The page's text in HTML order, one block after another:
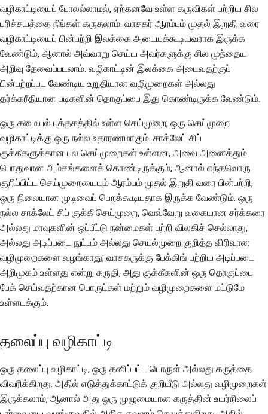
வழிகாட்டியைப் போலல்லாமல், ஏற்கனவே உள்ள கருவிகள் பற்றிய சில
பரிச்சயத்தை நீங்கள் கருதலாம். வாசகர் ஆரம்பம் முதல் இறுதி வரை
வழிகாட்டியைப் பின்பற்றி இலக்கை அடையக்கூடியவராக இருக்க
வேண்டும், ஆனால் அவ்வாறு செய்ய அவர்களுக்கு சில முந்தைய
அறிவு தேவைப்படலாம். வழிகாட்டின் இலக்கை அடைவதற்குப்
பின்பற்றப்பட வேண்டிய உறுதியான வழிமுறைகள் அல்லது
தர்க்கரீதியான படிகளின் தொகுப்பை இது கொண்டிருக்க வேண்டும்.
ஒரு சமையல் புத்தகத்தில் உள்ள செய்முறை, ஒரு செய்முறை
வழிகாட்டிக்கு ஒரு நல்ல உதாரணமாகும். சாக்லேட் சிப்
குக்கீகளுக்கான பல செய்முறைகள் உள்ளன, அவை அனைத்தும்
பொதுவான அம்சங்களைக் கொண்டிருக்கும், ஆனால் எந்தவொரு
குறிப்பிட்ட செய்முறையையும் ஆரம்பம் முதல் இறுதி வரை பின்பற்றி,
ஒரு நிலையான முடிவைப் பெறக்கூடியதாக இருக்க வேண்டும். ஒரு
நல்ல சாக்லேட் சிப் குக்கீ செய்முறை, வெவ்வேறு வகையான சர்க்கரை
அல்லது மாவுகளின் ஒப்பீட்டு நன்மைகள் பற்றி விலகிச் செல்லாது,
அல்லது அடிப்படை நுட்பம் அல்லது செயல்முறை குறித்த விரிவான
வழிமுறைகளை வழங்காது; வாசகருக்கு பேக்கிங் பற்றிய அடிப்படை
அறிமுகம் உள்ளது என்று கருதி, அது குக்கீகளின் ஒரு தொகுப்பை
பேக் செய்வதற்கான பொருட்கள் மற்றும் வழிமுறைகளை மட்டுமே
உள்ளடக்கும்.
தலைப்பு வழிகாட்டி
ஒரு தலைப்பு வழிகாட்டி, ஒரு தனிப்பட்ட பொருள் அல்லது கருத்தை
விவரிக்கிறது. அதில் எடுத்துக்காட்டுக் குறியீடு அல்லது வழிமுறைகள்
இருக்கலாம், ஆனால் அது ஒரு முழுமையான கருத்தின் உயர்நிலைப்